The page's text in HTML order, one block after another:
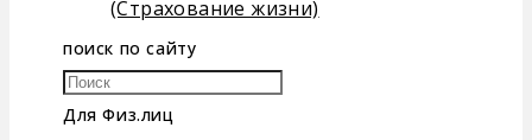
(Страхование жизни)
поиск по сайту
Для Физ.лиц